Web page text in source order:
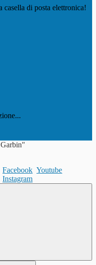
di posta elettronica!
Facebook Youtube
Instagram